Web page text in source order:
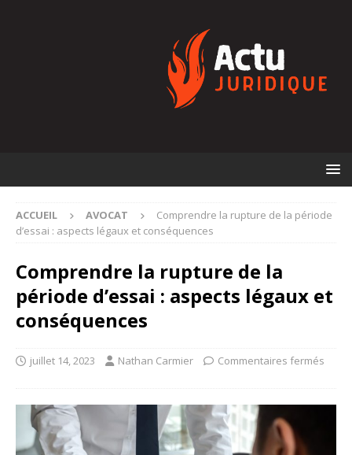
ACCUEIL AVOCAT
Comprendre la rupture de la période
d’essai : aspects légaux et conséquences
Comprendre la rupture de la
période d’essai : aspects légaux et
conséquences
juillet 14, 2023 Nathan Carmier Commentaires fermés